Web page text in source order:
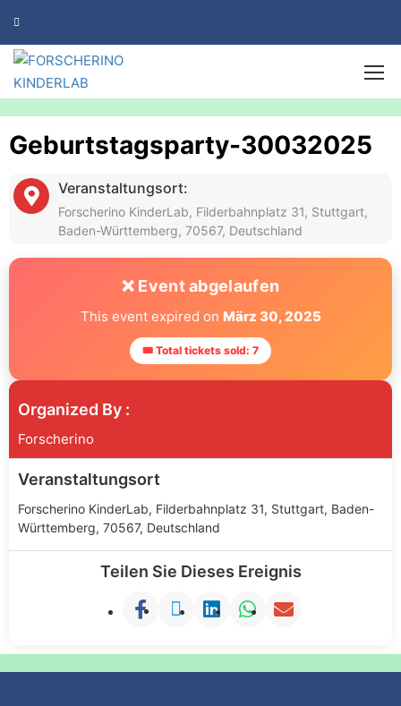
Geburtstagsparty-30032025
Veranstaltungsort:
Forscherino KinderLab, Filderbahnplatz 31, Stuttgart,
Baden-Württemberg, 70567, Deutschland
❌ Event abgelaufen
This event expired on März 30, 2025
🎟 Total tickets sold: 7
Organized By :
Forscherino
Veranstaltungsort
Forscherino KinderLab, Filderbahnplatz 31, Stuttgart, Baden-
Württemberg, 70567, Deutschland
Teilen Sie Dieses Ereignis